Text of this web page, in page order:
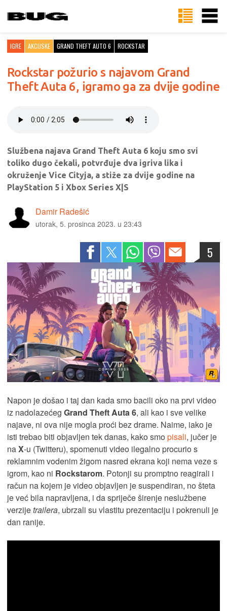
IGRE AKCIJSKE GRAND THEFT AUTO 6 ROCKSTAR
Rockstar požurio s najavom Grand
Theft Auta 6, igramo ga za dvije godine
Službena najava Grand Theft Auta 6 koju smo svi
toliko dugo čekali, potvrđuje dva igriva lika i
okruženje Vice Cityja, a stiže za dvije godine na
PlayStation 5 i Xbox Series X|S
Damir Radešić
utorak, 5. prosinca 2023. u 23:43
5
Napon je došao i taj dan kada smo bacili oko na prvi video
iz nadolazećeg Grand Theft Auta 6, ali kao i sve velike
najave, ni ova nije mogla proći bez drame. Naime, iako je
isti trebao biti objavljen tek danas, kako smo pisali, jučer je
naX-u (Twitteru), spomenuti video ilegalno procurio s
reklamnim vodenim žigom nasred ekrana koji nema veze s
igrom, kao ni Rockstarom. Potonji su promptno reagirali i
račun na kojem je video objavljen je suspendiran, no šteta
je već bila napravljena, i da spriječe širenje neslužbene
verzijetrailera, ubrzali su vlastitu prezentaciju i pokrenuli je
dan ranije.